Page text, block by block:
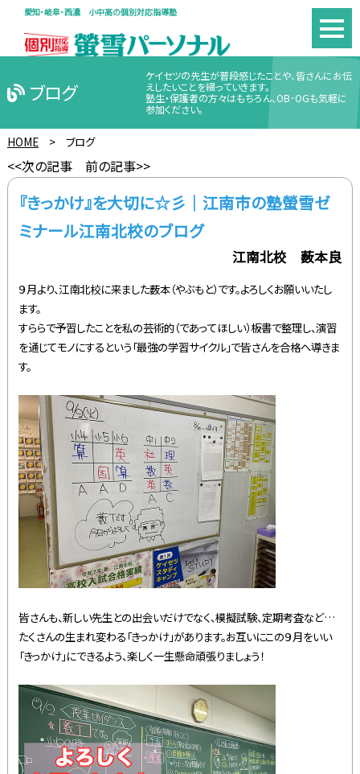
愛知・岐阜・西濃 小中高の個別対応指導塾
ブログ
ケイセツの先生が普段感じたことや、皆さんにお伝
えしたいことを綴っていきます。
塾生・保護者の方々はもちろん、OB･OGも気軽に
参加ください。
HOME> ブログ
<<次の記事 前の記事>>
『きっかけ』を大切に☆彡｜江南市の塾螢雪ゼ
ミナール江南北校のブログ
江南北校 薮本良
９月より、江南北校に来ました薮本（やぶもと）です。よろしくお願いいたし
ます。
すららで予習したことを私の芸術的（であってほしい）板書で整理し、演習
を通じてモノにするという「最強の学習サイクル」で皆さんを合格へ導きま
す。
皆さんも、新しい先生との出会いだけでなく、模擬試験、定期考査など…
たくさんの生まれ変わる「きっかけ」があります。お互いにこの９月をいい
「きっかけ」にできるよう、楽しく一生懸命頑張りましょう！